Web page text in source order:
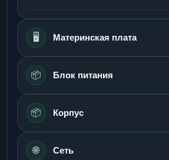
🖥️ Материнская плата
📦 Блок питания
📦 Корпус
🌐 Сеть